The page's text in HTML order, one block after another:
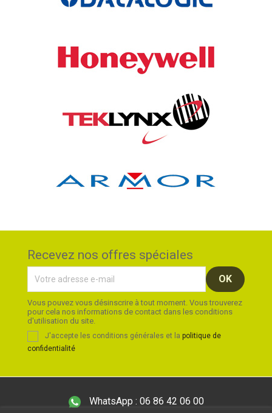
Recevez nos offres spéciales
Vous pouvez vous désinscrire à tout moment. Vous trouverez
pour cela nos informations de contact dans les conditions
d'utilisation du site.
J'accepte les conditions générales et la politique de
confidentialité
WhatsApp : 06 86 42 06 00